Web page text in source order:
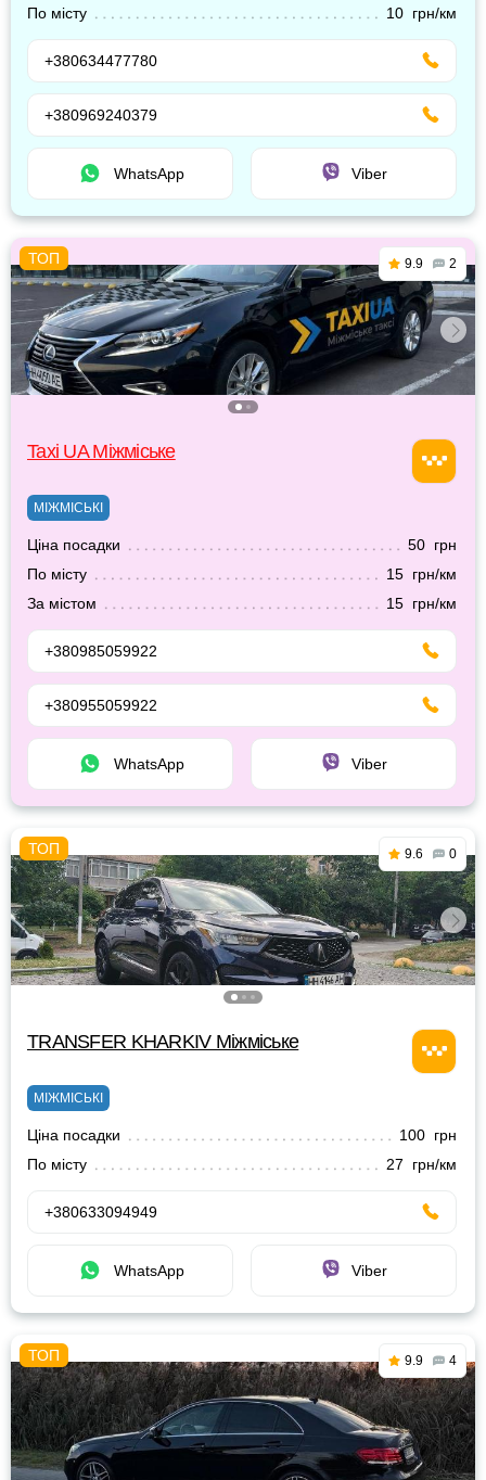
По місту 10 грн/км
+380634477780
+380969240379
WhatsApp Viber
9.9 2
Taxi UA Міжміське
МІЖМІСЬКІ
Ціна посадки
50 грн
По місту
15 грн/км
За містом
15 грн/км
+380985059922
+380955059922
WhatsApp Viber
9.6 0
TRANSFER KHARKIV Міжміське
МІЖМІСЬКІ
Ціна посадки
100 грн
По місту
27 грн/км
+380633094949
WhatsApp Viber
9.9 4